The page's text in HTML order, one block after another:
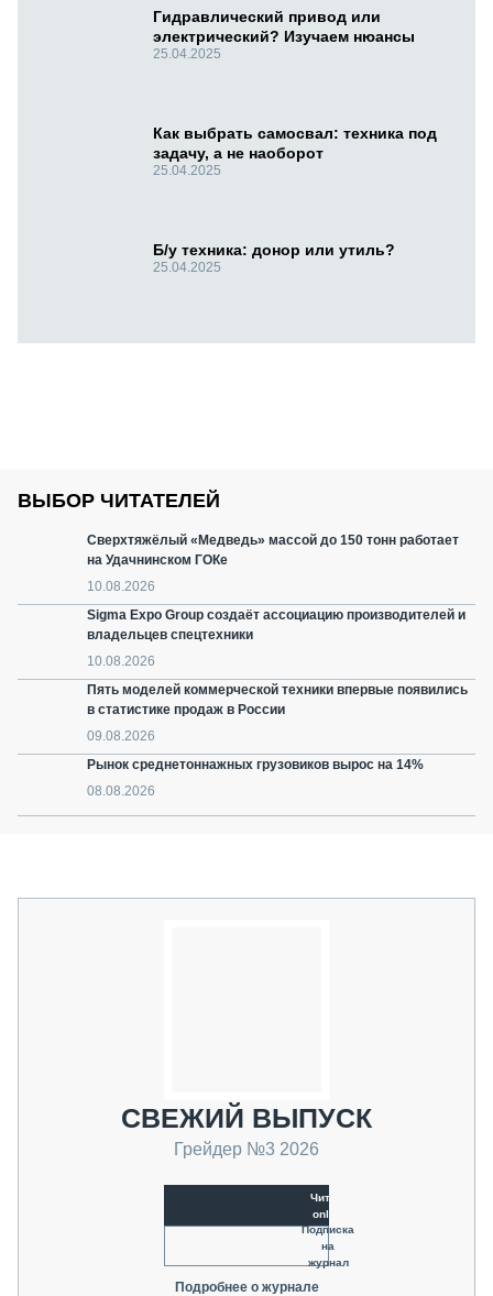
Гидравлический привод или
электрический? Изучаем нюансы
25.04.2025
Как выбрать самосвал: техника под
задачу, а не наоборот
25.04.2025
Б/у техника: донор или утиль?
25.04.2025
ВЫБОР ЧИТАТЕЛЕЙ
Сверхтяжёлый «Медведь» массой до 150 тонн работает
на Удачнинском ГОКе
10.08.2026
Sigma Expo Group создаёт ассоциацию производителей и
владельцев спецтехники
10.08.2026
Пять моделей коммерческой техники впервые появились
в статистике продаж в России
09.08.2026
Рынок среднетоннажных грузовиков вырос на 14%
08.08.2026
СВЕЖИЙ ВЫПУСК
Грейдер №3 2026
Читать
online
Подписка
на
журнал
Подробнее о журнале